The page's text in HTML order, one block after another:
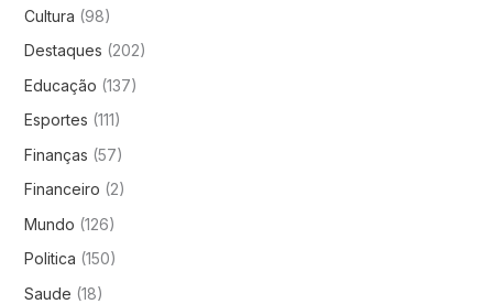
Cultura (98)
Destaques (202)
Educação (137)
Esportes (111)
Finanças (57)
Financeiro (2)
Mundo (126)
Politica (150)
Saude (18)